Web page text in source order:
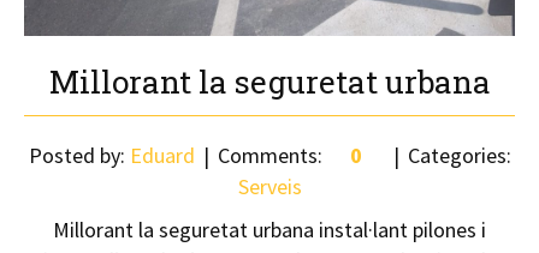
Millorant la seguretat urbana
Posted by: Eduard Comments: 0
Categories:
Serveis
Millorant la seguretat urbana instal·lant pilones i